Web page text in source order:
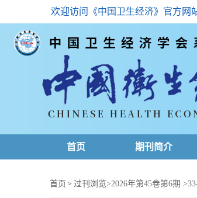
欢迎访问《中国卫生经济》官方网
首页 期刊简介
首页 > 过刊浏览>2026年第45卷第6期